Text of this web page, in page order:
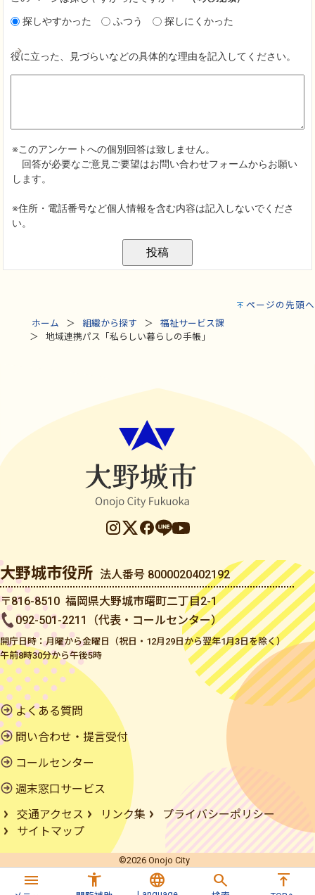
ページの先頭へ
ホーム
組織から探す
福祉サービス課
地域連携パス「私らしい暮らしの手帳」
大野城市役所 法人番号 8000020402192
〒816-8510 福岡県大野城市曙町二丁目2-1
092-501-2211（代表・コールセンター）
開庁日時：月曜から金曜日（祝日・12月29日から翌年1月3日を除く）
午前8時30分から午後5時
よくある質問
問い合わせ・提言受付
コールセンター
週末窓口サービス
交通アクセス
リンク集
プライバシーポリシー
サイトマップ
©2026 Onojo City
menu accessibility_new language search vertical_align_top